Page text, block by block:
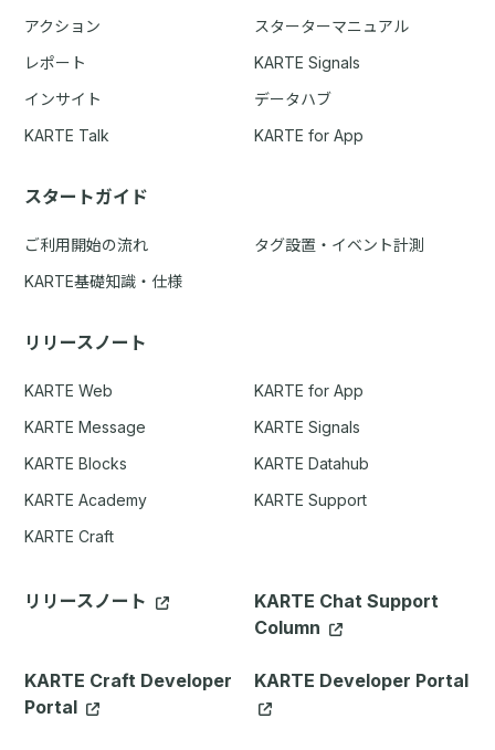
アクション
スターターマニュアル
レポート
KARTE Signals
インサイト
データハブ
KARTE Talk
KARTE for App
スタートガイド
ご利用開始の流れ
タグ設置・イベント計測
KARTE基礎知識・仕様
リリースノート
KARTE Web
KARTE for App
KARTE Message
KARTE Signals
KARTE Blocks
KARTE Datahub
KARTE Academy
KARTE Support
KARTE Craft
リリースノート
KARTE Chat Support
Column
KARTE Craft Developer
Portal
KARTE Developer Portal